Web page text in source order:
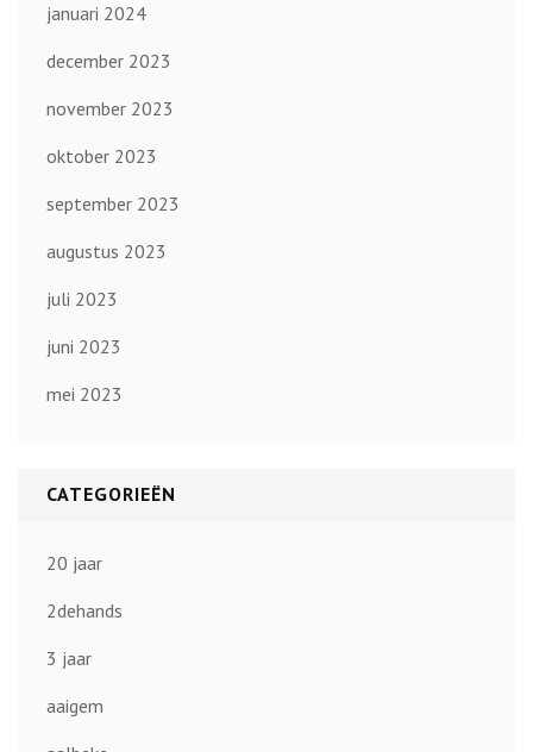
januari 2024
december 2023
november 2023
oktober 2023
september 2023
augustus 2023
juli 2023
juni 2023
mei 2023
CATEGORIEËN
20 jaar
2dehands
3 jaar
aaigem